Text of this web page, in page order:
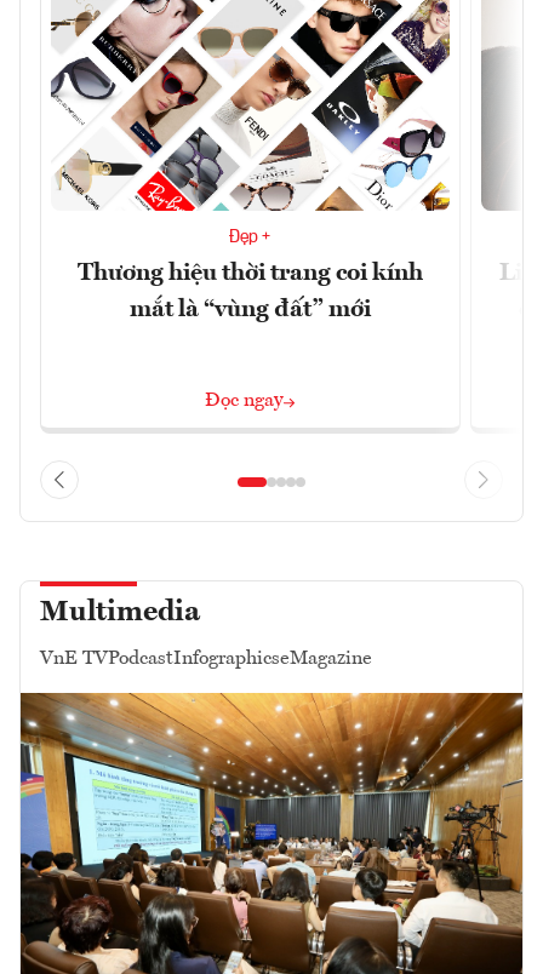
Đẹp +
Thương hiệu thời trang coi kính
mắt là “vùng đất” mới
Đọc ngay
Multimedia
VnE TVPodcastInfographicseMagazine